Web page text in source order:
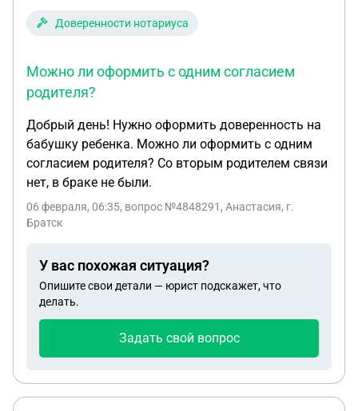
Доверенности нотариуса
Можно ли оформить с одним согласием
родителя?
Добрый день! Нужно оформить доверенность на
бабушку ребенка. Можно ли оформить с одним
согласием родителя? Со вторым родителем связи
нет, в браке не были.
06 февраля, 06:35, вопрос №4848291, Анастасия, г.
Братск
У вас похожая ситуация?
Опишите свои детали — юрист подскажет, что
делать.
Задать свой вопрос